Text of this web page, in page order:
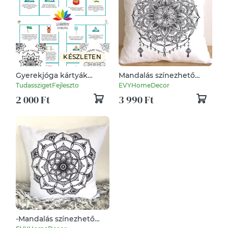
KÉSZLETEN
Gyerekjóga kártyák
otthoni gyakorláshoz
TudasszigetFejleszto
2 000 Ft
Mandalás színezhető
díszpárna, mandala
huzat+belső párna,
EVYHomeDecor
3 990 Ft
-Mandalás színezhető